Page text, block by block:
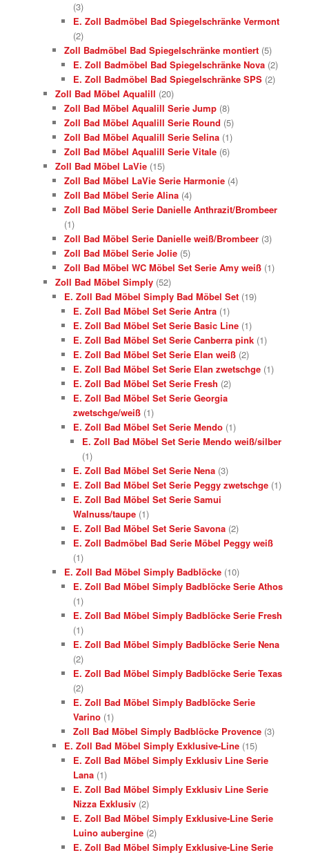
(3)
E. Zoll Badmöbel Bad Spiegelschränke Vermont
(2)
Zoll Badmöbel Bad Spiegelschränke montiert (5)
E. Zoll Badmöbel Bad Spiegelschränke Nova (2)
E. Zoll Badmöbel Bad Spiegelschränke SPS (2)
Zoll Bad Möbel Aqualill (20)
Zoll Bad Möbel Aqualill Serie Jump (8)
Zoll Bad Möbel Aqualill Serie Round (5)
Zoll Bad Möbel Aqualill Serie Selina (1)
Zoll Bad Möbel Aqualill Serie Vitale (6)
Zoll Bad Möbel LaVie (15)
Zoll Bad Möbel LaVie Serie Harmonie (4)
Zoll Bad Möbel Serie Alina (4)
Zoll Bad Möbel Serie Danielle Anthrazit/Brombeer
(1)
Zoll Bad Möbel Serie Danielle weiß/Brombeer (3)
Zoll Bad Möbel Serie Jolie (5)
Zoll Bad Möbel WC Möbel Set Serie Amy weiß (1)
Zoll Bad Möbel Simply (52)
E. Zoll Bad Möbel Simply Bad Möbel Set (19)
E. Zoll Bad Möbel Set Serie Antra (1)
E. Zoll Bad Möbel Set Serie Basic Line (1)
E. Zoll Bad Möbel Set Serie Canberra pink (1)
E. Zoll Bad Möbel Set Serie Elan weiß (2)
E. Zoll Bad Möbel Set Serie Elan zwetschge (1)
E. Zoll Bad Möbel Set Serie Fresh (2)
E. Zoll Bad Möbel Set Serie Georgia
zwetschge/weiß (1)
E. Zoll Bad Möbel Set Serie Mendo (1)
E. Zoll Bad Möbel Set Serie Mendo weiß/silber
(1)
E. Zoll Bad Möbel Set Serie Nena (3)
E. Zoll Bad Möbel Set Serie Peggy zwetschge (1)
E. Zoll Bad Möbel Set Serie Samui
Walnuss/taupe (1)
E. Zoll Bad Möbel Set Serie Savona (2)
E. Zoll Badmöbel Bad Serie Möbel Peggy weiß
(1)
E. Zoll Bad Möbel Simply Badblöcke (10)
E. Zoll Bad Möbel Simply Badblöcke Serie Athos
(1)
E. Zoll Bad Möbel Simply Badblöcke Serie Fresh
(1)
E. Zoll Bad Möbel Simply Badblöcke Serie Nena
(2)
E. Zoll Bad Möbel Simply Badblöcke Serie Texas
(2)
E. Zoll Bad Möbel Simply Badblöcke Serie
Varino (1)
Zoll Bad Möbel Simply Badblöcke Provence (3)
E. Zoll Bad Möbel Simply Exklusive-Line (15)
E. Zoll Bad Möbel Simply Exklusiv Line Serie
Lana (1)
E. Zoll Bad Möbel Simply Exklusiv Line Serie
Nizza Exklusiv (2)
E. Zoll Bad Möbel Simply Exklusive-Line Serie
Luino aubergine (2)
E. Zoll Bad Möbel Simply Exklusive-Line Serie